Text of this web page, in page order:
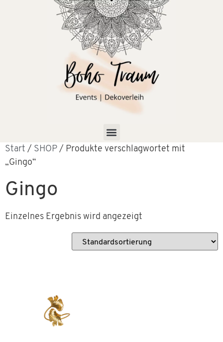
Start / SHOP / Produkte verschlagwortet mit
„Gingo“
Gingo
Einzelnes Ergebnis wird angezeigt